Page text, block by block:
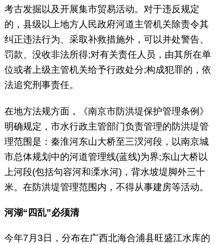
考古发掘以及开展集市贸易活动。对于违反规定
的，县级以上地方人民政府河道主管机关除责令其
纠正违法行为、采取补救措施外，可以并处警告、
罚款、没收非法所得;对有关责任人员，由其所在单
位或者上级主管机关给予行政处分;构成犯罪的，依
法追究刑事责任。
在地方法规方面，《南京市防洪堤保护管理条例》
明确规定，市水行政主管部门负责管理的防洪堤管
理范围是：秦淮河东山大桥至三汊河段，以南京城
市总体规划中的河道管理线(蓝线)为界;东山大桥以
上河段(包括句容河和溧水河)，背水坡堤脚外三十
米。在防洪堤管理范围内，不得从事建房等活动。
河湖“四乱”必须清
今年7月3日，分布在广西北海合浦县旺盛江水库的